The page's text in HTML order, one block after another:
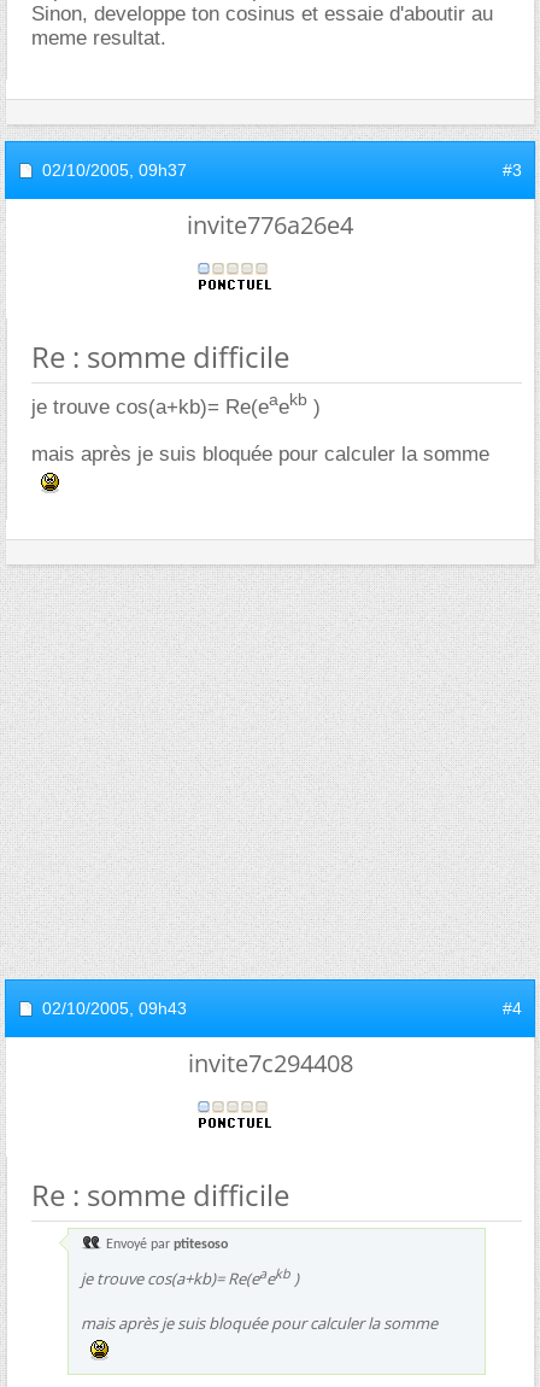
Sinon, developpe ton cosinus et essaie d'aboutir au
meme resultat.
02/10/2005, 09h37 #3
invite776a26e4
Re : somme difficile
je trouve cos(a+kb)= Re(eaekb )
mais après je suis bloquée pour calculer la somme
02/10/2005, 09h43 #4
invite7c294408
Re : somme difficile
Envoyé par ptitesoso
je trouve cos(a+kb)= Re(eaekb )
mais après je suis bloquée pour calculer la somme